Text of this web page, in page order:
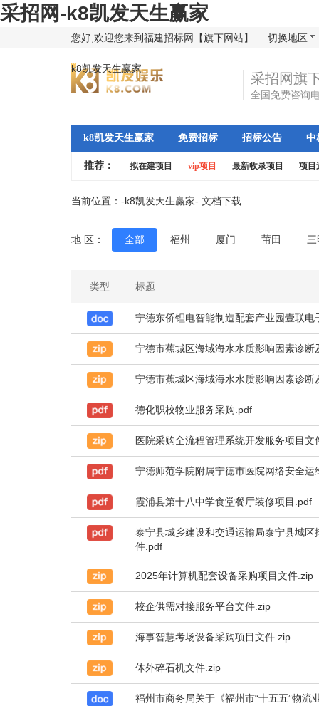
采招网-k8凯发天生赢家
您好,欢迎您来到福建招标网【旗下网站】 切换地区
k8凯发天生赢家
采招网旗
全国免费咨询
k8凯发天生赢家 免费招标 招标公告 中
推荐： 拟在建项目 vip项目 最新收录项目 项目
当前位置：-k8凯发天生赢家- 文档下载
地 区： 全部 福州 厦门 莆田
类型 标题
宁德东侨锂电智能制造配套产业园壹联
宁德市蕉城区海域海水水质影响因素诊
宁德市蕉城区海域海水水质影响因素诊
德化职校物业服务采购.pdf
医院采购全流程管理系统开发服务项目文
宁德师范学院附属宁德市医院网络安全
霞浦县第十八中学食堂餐厅装修项目.pdf
泰宁县城乡建设和交通运输局泰宁县城
件.pdf
2025年计算机配套设备采购项目文件.zip
校企供需对接服务平台文件.zip
海事智慧考场设备采购项目文件.zip
体外碎石机文件.zip
福州市商务局关于《福州市“十五五”物